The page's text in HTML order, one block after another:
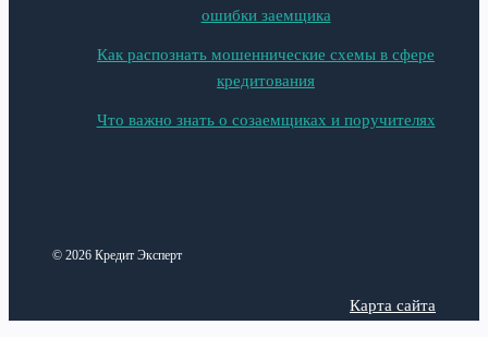
ошибки заемщика
Как распознать мошеннические схемы в сфере
кредитования
Что важно знать о созаемщиках и поручителях
© 2026 Кредит Эксперт
Карта сайта